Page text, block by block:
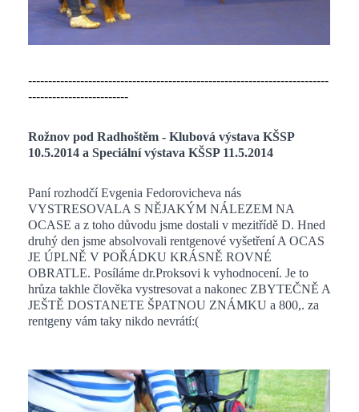
---------------------------------------------------------------------------
-------------------------
Rožnov pod Radhoštěm - Klubová výstava KŠSP
10.5.2014 a Speciální výstava KŠSP 11.5.2014
Paní rozhodčí Evgenia Fedorovicheva nás
VYSTRESOVALA S NĚJAKÝM NÁLEZEM NA
OCASE a z toho důvodu jsme dostali v mezitřídě D. Hned
druhý den jsme absolvovali rentgenové vyšetření A OCAS
JE ÚPLNĚ V POŘÁDKU KRÁSNĚ ROVNÉ
OBRATLE. Posíláme dr.Proksovi k vyhodnocení. Je to
hrůza takhle člověka vystresovat a nakonec ZBYTEČNĚ A
JEŠTĚ DOSTANETE ŠPATNOU ZNÁMKU a 800,. za
rentgeny vám taky nikdo nevrátí:(